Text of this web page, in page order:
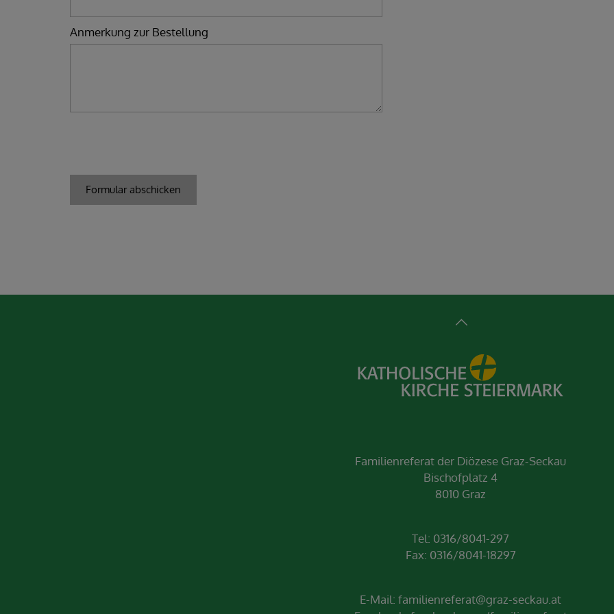
Anmerkung zur Bestellung
Familienreferat der Diözese Graz-Seckau
Bischofplatz 4
8010 Graz
Tel: 0316/8041-297
Fax: 0316/8041-18297
E-Mail: familienreferat@graz-seckau.at